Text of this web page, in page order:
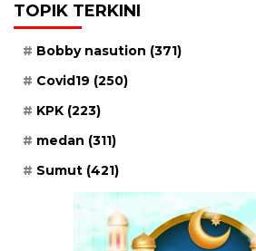
TOPIK TERKINI
Bobby nasution (371)
Covid19 (250)
KPK (223)
medan (311)
Sumut (421)